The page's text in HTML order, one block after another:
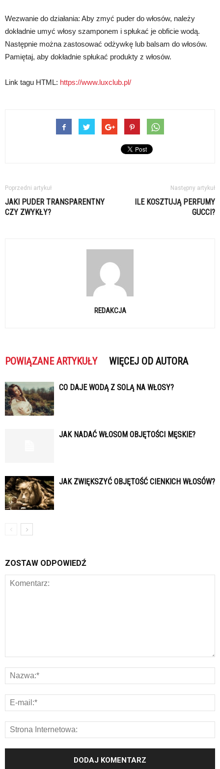
Wezwanie do działania: Aby zmyć puder do włosów, należy
dokładnie umyć włosy szamponem i spłukać je obficie wodą.
Następnie można zastosować odżywkę lub balsam do włosów.
Pamiętaj, aby dokładnie spłukać produkty z włosów.
Link tagu HTML: https://www.luxclub.pl/
Poprzedni artykuł
JAKI PUDER TRANSPARENTNY
CZY ZWYKŁY?
Następny artykuł
ILE KOSZTUJĄ PERFUMY
GUCCI?
REDAKCJA
POWIĄZANE ARTYKUŁY WIĘCEJ OD AUTORA
CO DAJE WODĄ Z SOLĄ NA WŁOSY?
JAK NADAĆ WŁOSOM OBJĘTOŚCI MĘSKIE?
JAK ZWIĘKSZYĆ OBJĘTOŚĆ CIENKICH WŁOSÓW?
ZOSTAW ODPOWIEDŹ